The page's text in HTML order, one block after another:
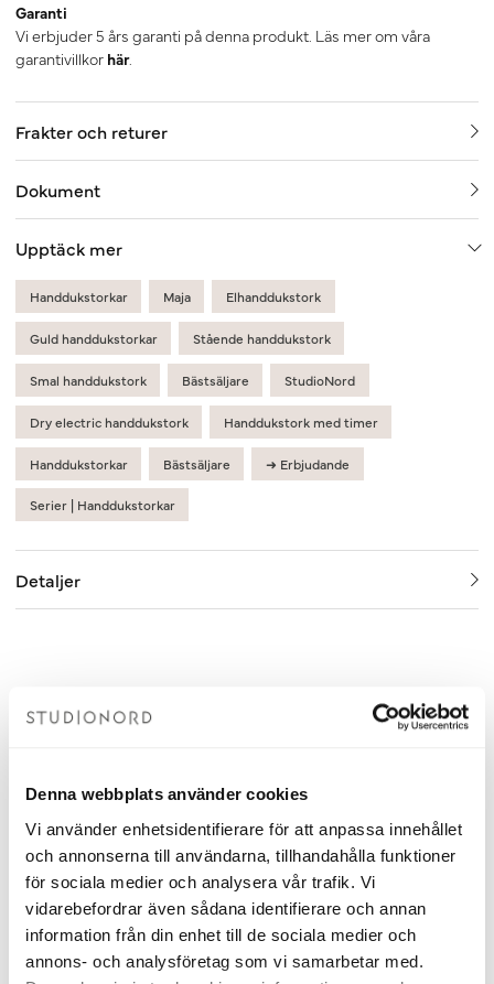
Denna webbplats använder cookies
Vi använder enhetsidentifierare för att anpassa innehållet
och annonserna till användarna, tillhandahålla funktioner
för sociala medier och analysera vår trafik. Vi
vidarebefordrar även sådana identifierare och annan
information från din enhet till de sociala medier och
annons- och analysföretag som vi samarbetar med.
Garanti
Vi erbjuder 5 års garanti på denna produkt. Läs mer om våra
garantivillkor här.
Frakter och returer
Dokument
Upptäck mer
Handdukstorkar Maja Elhanddukstork
Guld handdukstorkar Stående handdukstork
Smal handdukstork Bästsäljare StudioNord
Dry electric handdukstork Handdukstork med timer
Handdukstorkar Bästsäljare ➜ Erbjudande
Serier | Handdukstorkar
Detaljer
Doftljuset från Torplyktan har en varm,
träig doft med inspiration från naturen,
perfekt för rogivande stämning i ditt
badrum.
Doft med tydliga inslag av gran och tall
Gjort av vegetabiliskt sojavax
Finns även som doftpinnar